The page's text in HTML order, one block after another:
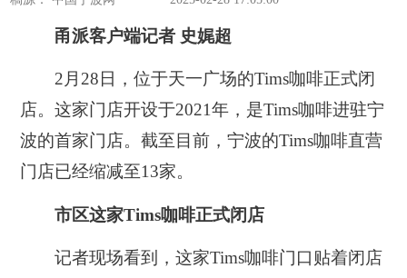
甬派客户端记者 史娓超
2月28日，位于天一广场的Tims咖啡正式闭
店。这家门店开设于2021年，是Tims咖啡进驻宁
波的首家门店。截至目前，宁波的Tims咖啡直营
门店已经缩减至13家。
市区这家Tims咖啡正式闭店
记者现场看到，这家Tims咖啡门口贴着闭店